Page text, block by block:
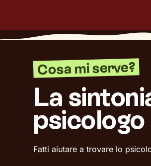
Cosa mi serve?
La
Fatti aiutare a trovare lo